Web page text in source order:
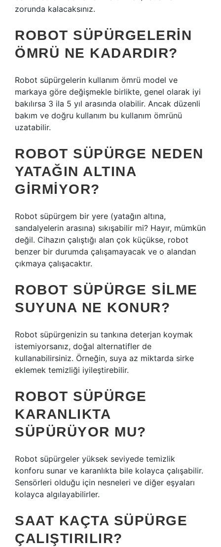
zorunda kalacaksınız.
ROBOT SÜPÜRGELERIN
ÖMRÜ NE KADARDIR?
Robot süpürgelerin kullanım ömrü model ve
markaya göre değişmekle birlikte, genel olarak iyi
bakılırsa 3 ila 5 yıl arasında olabilir. Ancak düzenli
bakım ve doğru kullanım bu kullanım ömrünü
uzatabilir.
ROBOT SÜPÜRGE NEDEN
YATAĞIN ALTINA
GIRMIYOR?
Robot süpürgem bir yere (yatağın altına,
sandalyelerin arasına) sıkışabilir mi? Hayır, mümkün
değil. Cihazın çalıştığı alan çok küçükse, robot
benzer bir durumda çalışamayacak ve o alandan
çıkmaya çalışacaktır.
ROBOT SÜPÜRGE SILME
SUYUNA NE KONUR?
Robot süpürgenizin su tankına deterjan koymak
istemiyorsanız, doğal alternatifler de
kullanabilirsiniz. Örneğin, suya az miktarda sirke
eklemek temizliği iyileştirebilir.
ROBOT SÜPÜRGE
KARANLIKTA
SÜPÜRÜYOR MU?
Robot süpürgeler yüksek seviyede temizlik
konforu sunar ve karanlıkta bile kolayca çalışabilir.
Sensörleri olduğu için nesneleri ve diğer eşyaları
kolayca algılayabilirler.
SAAT KAÇTA SÜPÜRGE
ÇALIŞTIRILIR?